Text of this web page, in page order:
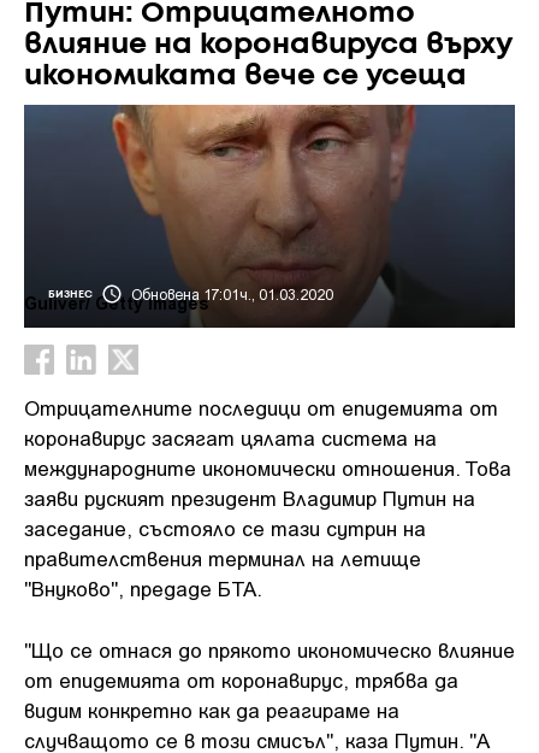
Путин: Отрицателното
влияние на коронавируса върху
икономиката вече се усеща
БИЗНЕС Обновена 17:01ч., 01.03.2020
Guliver/ Getty Images
Отрицателните последици от епидемията от
коронавирус засягат цялата система на
международните икономически отношения. Това
заяви руският президент Владимир Путин на
заседание, състояло се тази сутрин на
правителствения терминал на летище
"Внуково", предаде БТА.
"Що се отнася до прякото икономическо влияние
от епидемията от коронавирус, трябва да
видим конкретно как да реагираме на
случващото се в този смисъл", каза Путин. "А